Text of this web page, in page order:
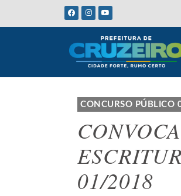
CONCURSO PÚBLICO
01/2018